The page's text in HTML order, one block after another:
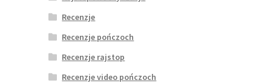
Recenzje
Recenzje pończoch
Recenzje rajstop
Recenzje video pończoch